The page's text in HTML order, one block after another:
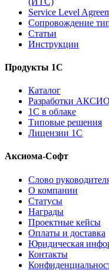
Service Level
Сопровождение
Статьи
Инструкции
Продукты 1С
Каталог
Разработки
1С в облаке
Типовые решения
Лицензии 1С
Аксиома-Софт
Слово
О компании
Статусы
Награды
Проектные кейсы
Оплаты и доставка
Юридическая
Контакты